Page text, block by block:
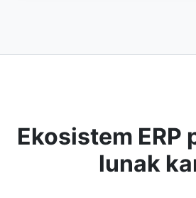
Ekosistem ERP
lunak